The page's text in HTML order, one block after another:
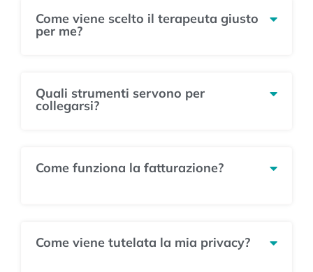
Come viene scelto il terapeuta giusto
per me?
Quali strumenti servono per
collegarsi?
Come funziona la fatturazione?
Come viene tutelata la mia privacy?